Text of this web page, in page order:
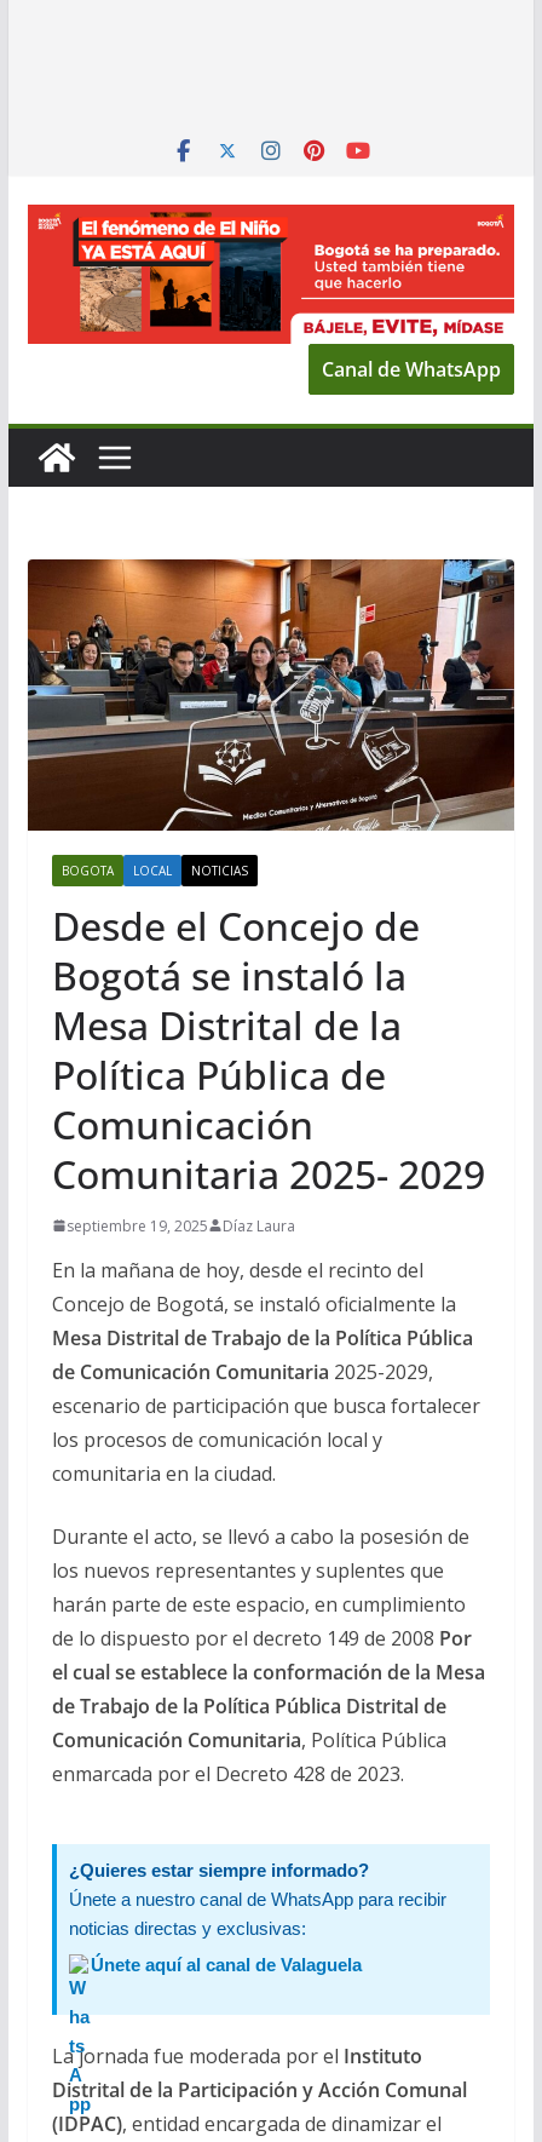
Canal de WhatsApp
BOGOTA LOCAL NOTICIAS
Desde el Concejo de
Bogotá se instaló la
Mesa Distrital de la
Política Pública de
Comunicación
Comunitaria 2025- 2029
septiembre 19, 2025 Díaz Laura
En la mañana de hoy, desde el recinto del
Concejo de Bogotá, se instaló oficialmente la
Mesa Distrital de Trabajo de la Política Pública
de Comunicación Comunitaria 2025-2029,
escenario de participación que busca fortalecer
los procesos de comunicación local y
comunitaria en la ciudad.
Durante el acto, se llevó a cabo la posesión de
los nuevos representantes y suplentes que
harán parte de este espacio, en cumplimiento
de lo dispuesto por el decreto 149 de 2008 Por
el cual se establece la conformación de la Mesa
de Trabajo de la Política Pública Distrital de
Comunicación Comunitaria, Política Pública
enmarcada por el Decreto 428 de 2023.
¿Quieres estar siempre informado?
Únete a nuestro canal de WhatsApp para recibir
noticias directas y exclusivas:
Únete aquí al canal de Valaguela
La jornada fue moderada por el Instituto
Distrital de la Participación y Acción Comunal
(IDPAC), entidad encargada de dinamizar el